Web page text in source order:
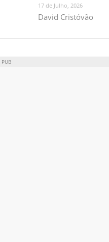
17 de Julho, 2026
David Cristóvão
PUB